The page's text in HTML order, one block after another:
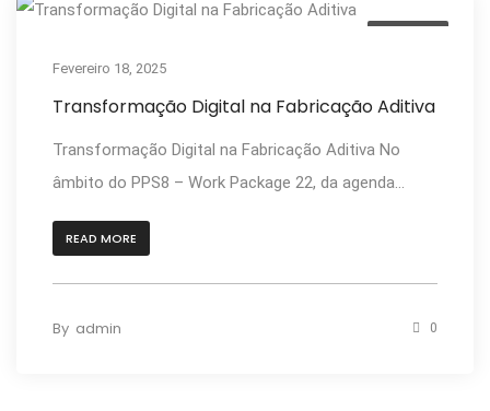
Fevereiro 18, 2025
Transformação Digital na Fabricação Aditiva
Transformação Digital na Fabricação Aditiva No
âmbito do PPS8 – Work Package 22, da agenda...
READ MORE
By admin 0